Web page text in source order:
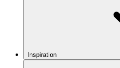
Inspiration